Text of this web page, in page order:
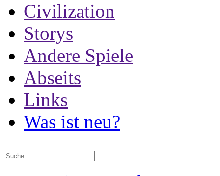
Civilization
Storys
Andere Spiele
Abseits
Links
Was ist neu?